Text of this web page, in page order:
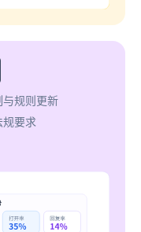
与规则更新
规要求